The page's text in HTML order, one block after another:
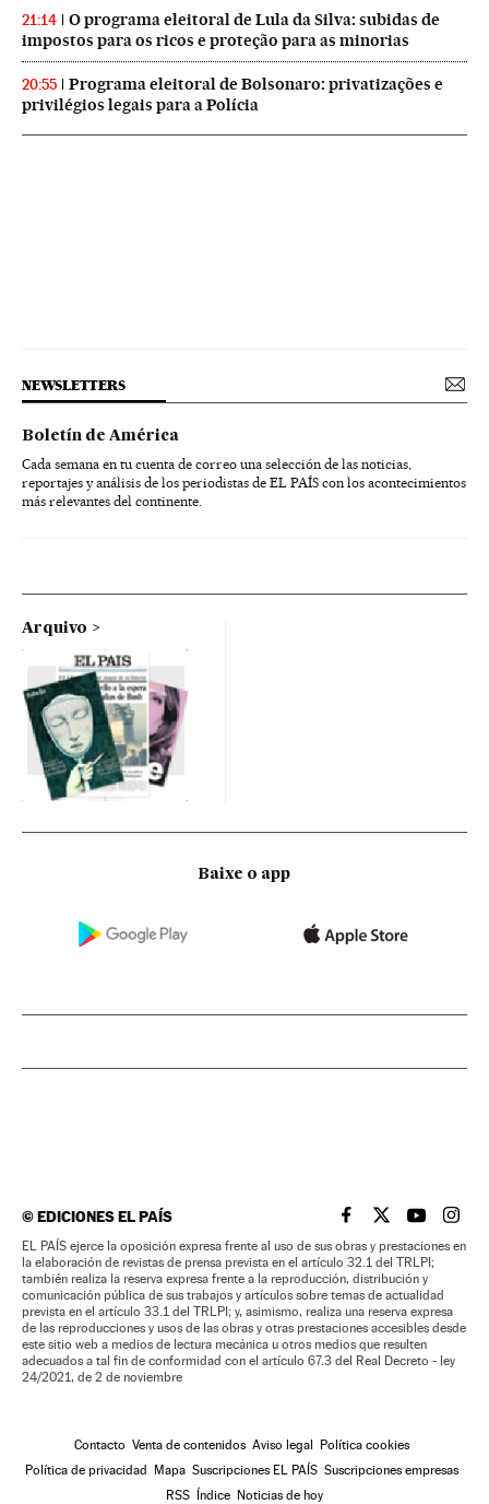
21:14
O programa eleitoral de Lula da Silva: subidas de
impostos para os ricos e proteção para as minorias
20:55
Programa eleitoral de Bolsonaro: privatizações e
privilégios legais para a Polícia
NEWSLETTERS
Boletín de América
Cada semana en tu cuenta de correo una selección de las noticias,
reportajes y análisis de los periodistas de EL PAÍS con los acontecimientos
más relevantes del continente.
Arquivo
Baixe o app
©EDICIONES EL PAÍS EL PAÍS BRASIL EN
EL PAÍSEL PAÍS
EL
EL PAÍS ejerce la oposición expresa frente al uso de sus obras y prestaciones en
la elaboración de revistas de prensa prevista en el artículo 32.1 del TRLPI;
también realiza la reserva expresa frente a la reproducción, distribución y
comunicación pública de sus trabajos y artículos sobre temas de actualidad
prevista en el artículo 33.1 del TRLPI; y, asimismo, realiza una reserva expresa
de las reproducciones y usos de las obras y otras prestaciones accesibles desde
este sitio web a medios de lectura mecánica u otros medios que resulten
adecuados a tal fin de conformidad con el artículo 67.3 del Real Decreto - ley
24/2021, de 2 de noviembre
Contacto Venta de contenidos Aviso legal
Política cookies
Política de privacidad
Mapa Suscripciones EL PAÍS Suscripciones empresas
RSS
Índice Noticias de hoy